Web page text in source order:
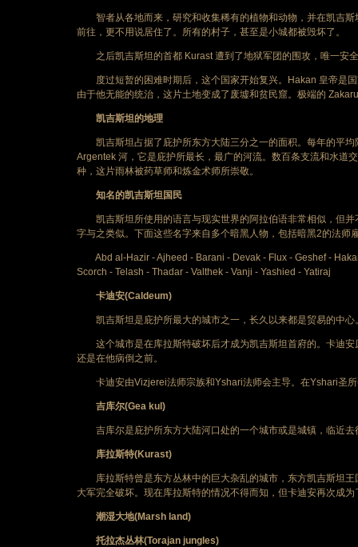
智者从各地而来，研究和收集稀有的植物和动物，并在凯吉斯
前往，更不用说居住了。所有的村子，甚至是小城都被毁坏了。
之后凯吉斯坦的首都 Kurast 遭到了地狱军团的围攻，唯一安
度过短暂的困难时期后，这个国家开始复兴。Hakan 皇帝是国
由于他无能的统治，这片土地变成了废墟和贫民窟。极端的
凯吉斯坦的地理
凯吉斯坦占据了庇护所东方大陆三分之一的面积。每年的平均
Argentek 河，它是庇护所最长，最广的河流。数百条支流和水道
种，这片雨林被药草师和炼金术师所崇敬。
知名的凯吉斯坦国民
凯吉斯坦所使用的语言与现实世界的阿拉伯语非常相似，但并
字与之类似。下面这些名字来自多个暗黑人物，包括暗黑2的法师
Abd al-Hazir - Ajheed - Barani - Devak - Flux - Geshef -
Scorch - Telash - Thadar - Valthek - Vanji - Yashied - Yatiraj
卡迪安(Caldeum)
凯吉斯坦是庇护所最大的城市之一，长久以来都是贸易的中心
这个城市是在库拉斯特破坏后才成为凯吉斯坦首府的。卡迪安
还是在他病倒之前。
卡迪安由Vizjerei法师宗族和Yshari法师会主导。在Yshari圣所
吉库尔(Gea kul)
吉库尔是庇护所东方大陆河口处的一个城市或是城镇，临近去
库拉斯特(Kurast)
库拉斯特曾是东方丛林中的巨大杂乱的城市，东方凯吉斯坦王
大军完全破坏。现在库拉斯特的情况不得而知，但卡迪安再次成
潮湿大地(Marsh land)
托拉杰丛林(Torajan jungles)